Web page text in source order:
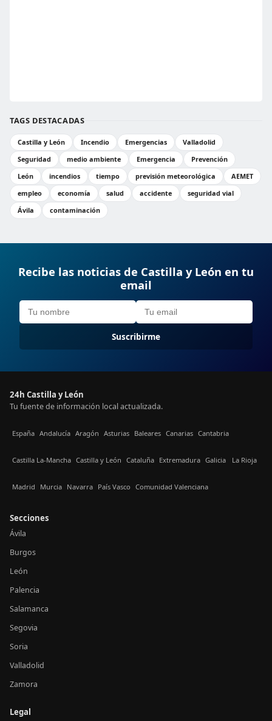
TAGS DESTACADAS
Castilla y León Incendio Emergencias
Valladolid
Seguridad
medio ambiente Emergencia
Prevención
León
incendios tiempo previsión meteorológica
AEMET
empleo
economía salud accidente
seguridad vial
Ávila
contaminación
Recibe las noticias de Castilla y León en tu
email
Suscribirme
24h Castilla y León
Tu fuente de información local actualizada.
España Andalucía Aragón Asturias Baleares Canarias Cantabria
Castilla La-Mancha Castilla y León Cataluña Extremadura Galicia La Rioja
Madrid Murcia Navarra País Vasco Comunidad Valenciana
Secciones
Ávila
Burgos
León
Palencia
Salamanca
Segovia
Soria
Valladolid
Zamora
Legal